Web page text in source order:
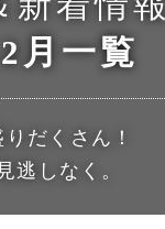
月一覧
だくさん！
逃しなく。